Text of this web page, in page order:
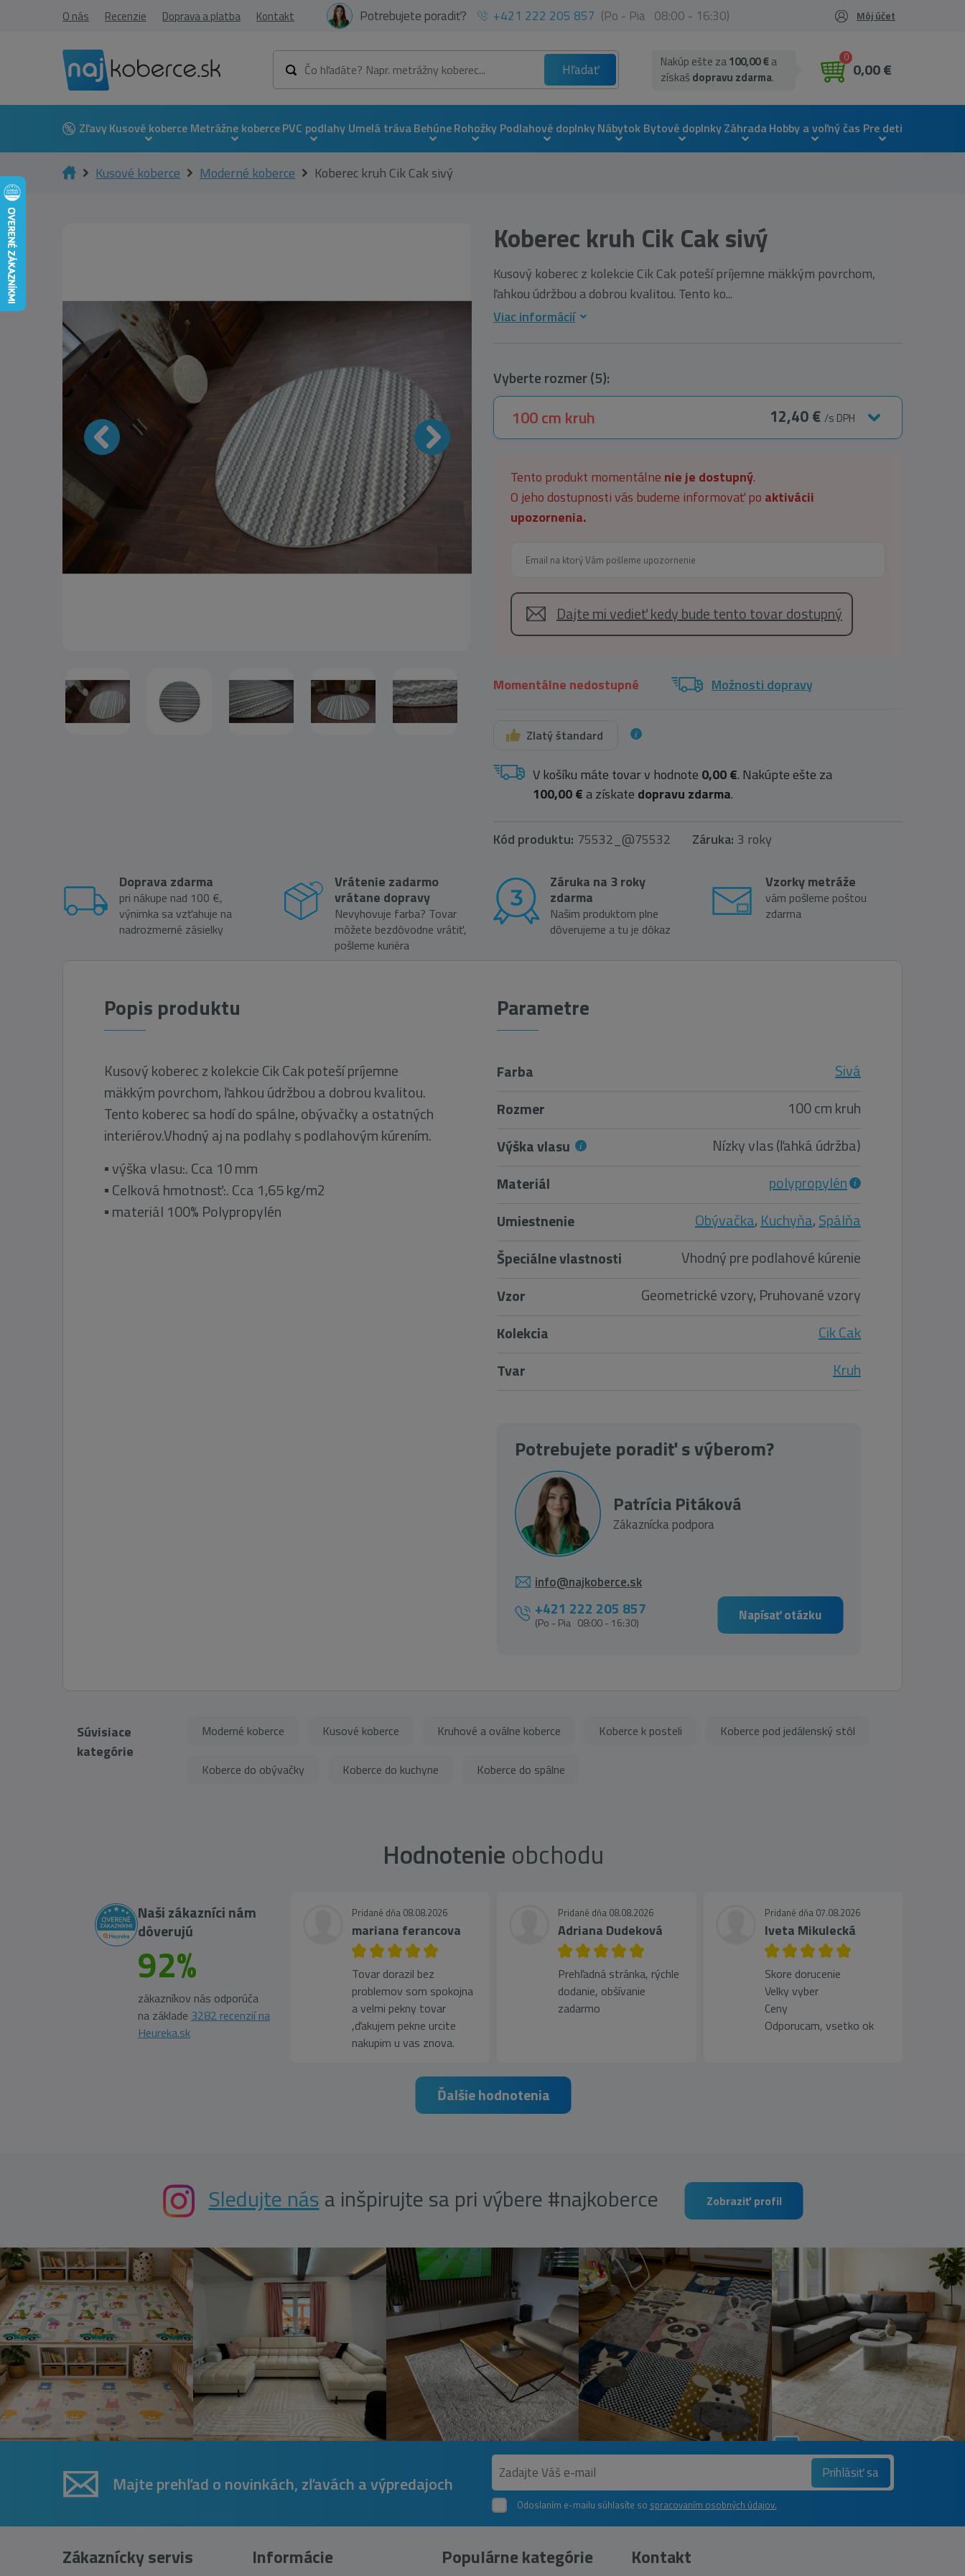
O nás Recenzie Doprava a platba Kontakt Potrebujete poradiť? +421 222 205 857 (Po - Pia 08:00 - 16:30) Môj účet
Hľadať
0
0,00 €
Nakúp ešte za100,00 €a
získaš dopravu zdarma.
ZľavyKusové koberce Metrážne kobercePVC podlahy Umelá trávaBehúneRohožky Podlahové doplnkyNábytok Bytové doplnkyZáhradaHobby a voľný čas Pre deti
Kusové koberce Moderné koberce Koberec kruh Cik Cak sivý
Koberec kruh Cik Cak sivý
Kusový koberec z kolekcie Cik Cak poteší príjemne mäkkým povrchom,
ľahkou údržbou a dobrou kvalitou. Tento ko...
Viac informácií
Vyberte rozmer (5):
100 cm kruh 12,40 € /s DPH
Tento produkt momentálne nie je dostupný.
O jeho dostupnosti vás budeme informovať po aktivácii
upozornenia.
Dajte mi vedieť kedy bude tento tovar dostupný
Momentálne nedostupné Možnosti dopravy
Zlatý štandard
V košíku máte tovar v hodnote 0,00 €. Nakúpte ešte za
100,00 €a získate dopravu zdarma.
Kód produktu: 75532_@75532 Záruka: 3 roky
Doprava zdarma
pri nákupe nad 100 €,
výnimka sa vzťahuje na
nadrozmerné zásielky
Vrátenie zadarmo
vrátane dopravy
Nevyhovuje farba? Tovar
môžete bezdôvodne vrátiť,
pošleme kuriéra
Záruka na 3 roky
zdarma
Našim produktom plne
dôverujeme a tu je dôkaz
Vzorky metráže
vám pošleme poštou
zdarma
Popis produktu
Kusový koberec z kolekcie Cik Cak poteší príjemne
mäkkým povrchom, ľahkou údržbou a dobrou kvalitou.
Tento koberec sa hodí do spálne, obývačky a ostatných
interiérov.Vhodný aj na podlahy s podlahovým kúrením.
▪ výška vlasu:. Cca 10 mm
▪ Celková hmotnosť:. Cca 1,65 kg/m2
▪ materiál 100% Polypropylén
Parametre
Farba
Sivá
Rozmer
100 cm kruh
Výška vlasu
Nízky vlas (ľahká údržba)
Materiál
polypropylén
Umiestnenie
Obývačka,Kuchyňa,Spálňa
Špeciálne vlastnosti
Vhodný pre podlahové kúrenie
Vzor
Geometrické vzory, Pruhované vzory
Kolekcia
Cik Cak
Tvar
Kruh
Potrebujete poradiť s výberom?
Patrícia Pitáková
Zákaznícka podpora
info@najkoberce.sk
+421 222 205 857
(Po - Pia 08:00 - 16:30) Napísať otázku
Súvisiace
kategórie
Moderné koberce Kusové koberce Kruhové a oválne koberce Koberce k posteli Koberce pod jedálenský stôl
Koberce do obývačky Koberce do kuchyne Koberce do spálne
Hodnotenie obchodu
Naši zákazníci nám
dôverujú
92%
zákazníkov nás odporúča
na základe 3282 recenzií na
Heureka.sk
Pridané dňa 08.08.2026
mariana ferancova
Tovar dorazil bez
problemov som spokojna
a velmi pekny tovar
,ďakujem pekne urcite
nakupim u vas znova.
Pridané dňa 08.08.2026
Adriana Dudeková
Prehľadná stránka, rýchle
dodanie, obšívanie
zadarmo
Pridané dňa 07.08.2026
Iveta Mikulecká
Skore dorucenie
Velky vyber
Ceny
Odporucam, vsetko ok
Ďalšie hodnotenia
Sledujte nása inšpirujte sa pri výbere #najkoberce Zobraziť profil
Majte prehľad o novinkách, zľavách a výpredajoch Prihlásiť sa
Odoslaním e-mailu súhlasíte so spracovaním osobných údajov.
Zákaznícky servis Informácie Populárne kategórie Kontakt